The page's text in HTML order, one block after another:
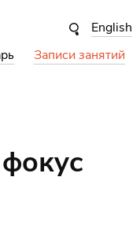
English
Записи занятий